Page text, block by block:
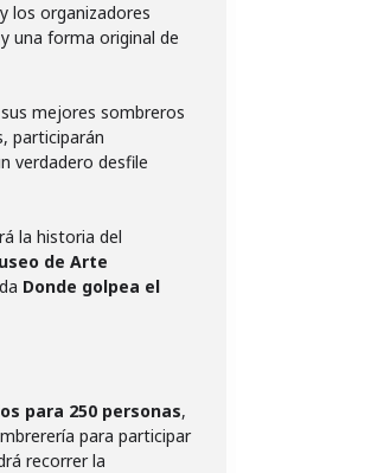
y los organizadores
y una forma original de
mejores sombreros
participarán
verdadero desfile
la historia del
de Arte
Donde golpea el
para 250 personas,
para participar
recorrer la